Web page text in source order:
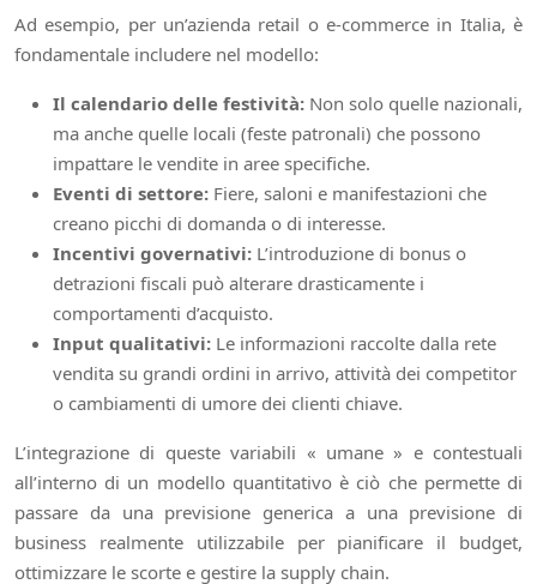
Ad esempio, per un’azienda retail o e-commerce in Italia, è
fondamentale includere nel modello:
Il calendario delle festività: Non solo quelle nazionali,
ma anche quelle locali (feste patronali) che possono
impattare le vendite in aree specifiche.
Eventi di settore: Fiere, saloni e manifestazioni che
creano picchi di domanda o di interesse.
Incentivi governativi: L’introduzione di bonus o
detrazioni fiscali può alterare drasticamente i
comportamenti d’acquisto.
Input qualitativi: Le informazioni raccolte dalla rete
vendita su grandi ordini in arrivo, attività dei competitor
o cambiamenti di umore dei clienti chiave.
L’integrazione di queste variabili « umane » e contestuali
all’interno di un modello quantitativo è ciò che permette di
passare da una previsione generica a una previsione di
business realmente utilizzabile per pianificare il budget,
ottimizzare le scorte e gestire la supply chain.